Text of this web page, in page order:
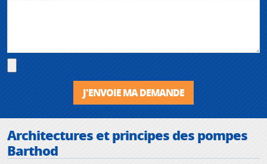
J'ENVOIE MA DEMANDE
Architectures et principes des pompes
Barthod